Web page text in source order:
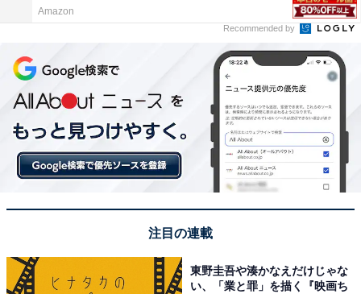
・生鮮食品から日用品まで配送してくれる「Amazonネ
また、同居の家族2人まで特典を共有できる「家族会
員」制度もあります。Amazonプライムに登録して、お
得にお買い物を楽しみましょう。
※掲載されている情報は記事公開時のものです。あらか
Amazon
Recommended by
注目の連載
東野圭吾や湊かなえだけじゃな
い、「業と罪」を描く『映画ち